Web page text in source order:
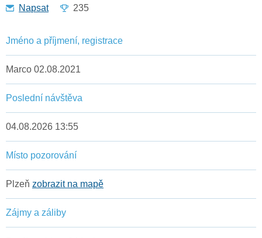
Napsat
235
Jméno a příjmení, registrace
Marco 02.08.2021
Poslední návštěva
04.08.2026 13:55
Místo pozorování
Plzeň zobrazit na mapě
Zájmy a záliby